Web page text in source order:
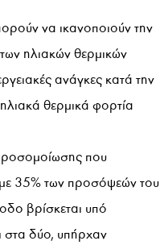
να ικανοποιούν την
ηλιακών θερμικών
ανάγκες κατά την
θερμικά φορτία
που
35% των προσόψεών του
βρίσκεται υπό
στα δύο, υπήρχαν